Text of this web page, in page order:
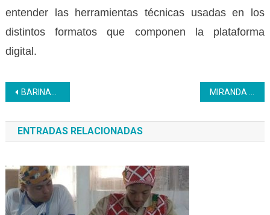
entender las herramientas técnicas usadas en los
distintos formatos que componen la plataforma
digital.
Navegación
de
entradas
BARINAS | Inces entrega de 390 certificados productivos mujeres
ENTRADAS RELACIONADAS